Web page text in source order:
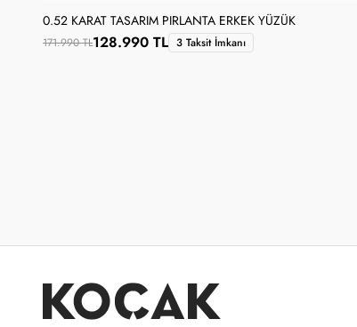
0.52 KARAT TASARIM PIRLANTA ERKEK YÜZÜK
171.990 TL128.990 TL 3 Taksit İmkanı